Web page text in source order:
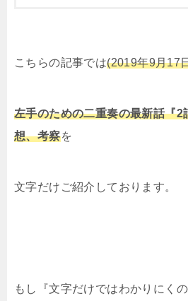
こちらの記事では(2019年9月17
左手のための二重奏の最新話『2
想、考察を
文字だけご紹介しております。
もし『文字だけではわかりにくの